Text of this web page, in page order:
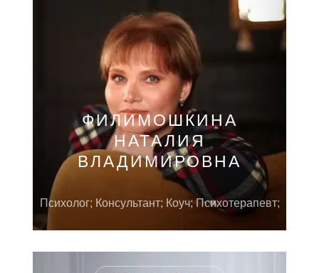
ФИЛИМОШКИНА
НАТАЛИЯ
ВЛАДИМИРОВНА
Психолог; Консультант; Коуч; Психотерапевт;